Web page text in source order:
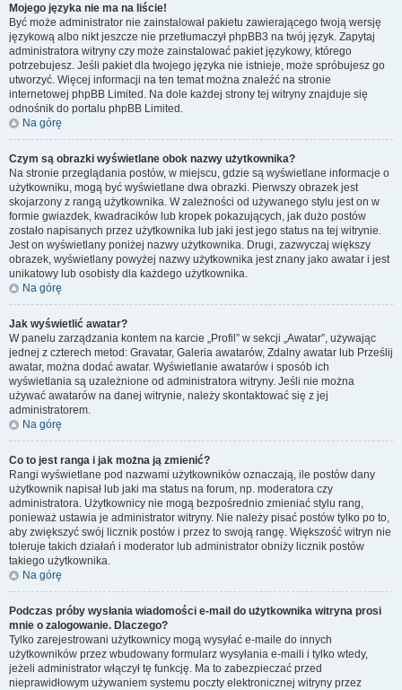
Mojego języka nie ma na liście!
Być może administrator nie zainstalował pakietu zawierającego twoją wersję
językową albo nikt jeszcze nie przetłumaczył phpBB3 na twój język. Zapytaj
administratora witryny czy może zainstalować pakiet językowy, którego
potrzebujesz. Jeśli pakiet dla twojego języka nie istnieje, może spróbujesz go
utworzyć. Więcej informacji na ten temat można znaleźć na stronie
internetowej phpBB Limited. Na dole każdej strony tej witryny znajduje się
odnośnik do portalu phpBB Limited.
Na górę
Czym są obrazki wyświetlane obok nazwy użytkownika?
Na stronie przeglądania postów, w miejscu, gdzie są wyświetlane informacje o
użytkowniku, mogą być wyświetlane dwa obrazki. Pierwszy obrazek jest
skojarzony z rangą użytkownika. W zależności od używanego stylu jest on w
formie gwiazdek, kwadracików lub kropek pokazujących, jak dużo postów
zostało napisanych przez użytkownika lub jaki jest jego status na tej witrynie.
Jest on wyświetlany poniżej nazwy użytkownika. Drugi, zazwyczaj większy
obrazek, wyświetlany powyżej nazwy użytkownika jest znany jako awatar i jest
unikatowy lub osobisty dla każdego użytkownika.
Na górę
Jak wyświetlić awatar?
W panelu zarządzania kontem na karcie „Profil” w sekcji „Awatar”, używając
jednej z czterech metod: Gravatar, Galeria awatarów, Zdalny awatar lub Prześlij
awatar, można dodać awatar. Wyświetlanie awatarów i sposób ich
wyświetlania są uzależnione od administratora witryny. Jeśli nie można
używać awatarów na danej witrynie, należy skontaktować się z jej
administratorem.
Na górę
Co to jest ranga i jak można ją zmienić?
Rangi wyświetlane pod nazwami użytkowników oznaczają, ile postów dany
użytkownik napisał lub jaki ma status na forum, np. moderatora czy
administratora. Użytkownicy nie mogą bezpośrednio zmieniać stylu rang,
ponieważ ustawia je administrator witryny. Nie należy pisać postów tylko po to,
aby zwiększyć swój licznik postów i przez to swoją rangę. Większość witryn nie
toleruje takich działań i moderator lub administrator obniży licznik postów
takiego użytkownika.
Na górę
Podczas próby wysłania wiadomości e-mail do użytkownika witryna prosi
mnie o zalogowanie. Dlaczego?
Tylko zarejestrowani użytkownicy mogą wysyłać e-maile do innych
użytkowników przez wbudowany formularz wysyłania e-maili i tylko wtedy,
jeżeli administrator włączył tę funkcję. Ma to zabezpieczać przed
nieprawidłowym używaniem systemu poczty elektronicznej witryny przez